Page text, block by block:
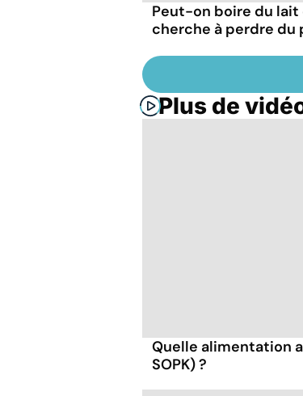
Peut-on boire du lait
cherche à perdre du
Plus de
Quelle alimentation
SOPK) ?